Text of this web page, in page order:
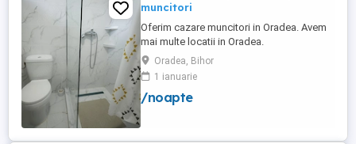
muncitori
Oferim cazare muncitori in Oradea. Avem
mai multe locatii in Oradea.
Disponibilitate: peste 100 locuri de cazare
Max 3 persoane in camera, paturi de 1
persoana. Bucatarie, masina de spalata,
parcare Oferim factura Pentru detalii si
Oradea, Bihor
1 ianuarie
/noapte